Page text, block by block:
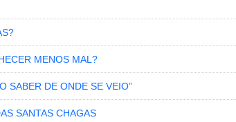
MENOS MAL?
SABER DE ONDE SE VEIO”
SANTAS CHAGAS